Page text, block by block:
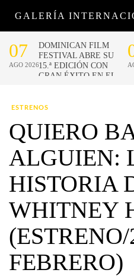
GALERÍA
ESTRENOS
QUIERO
ALGUIEN:
HISTORIA
WHITNEY
(ESTRENO/
FEBRERO)